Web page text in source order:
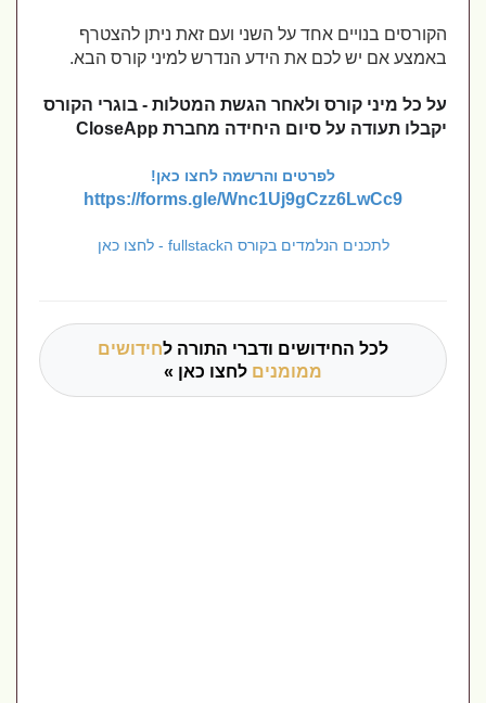
הקורסים בנויים אחד על השני ועם זאת ניתן להצטרף
באמצע אם יש לכם את הידע הנדרש למיני קורס הבא.
על כל מיני קורס ולאחר הגשת המטלות - בוגרי הקורס
יקבלו תעודה על סיום היחידה מחברת CloseApp
לפרטים והרשמה לחצו כאן!
https://forms.gle/Wnc1Uj9gCzz6LwCc9
לתכנים הנלמדים בקורס הfullstack - לחצו כאן
לכל החידושים ודברי התורה לחידושים
ממומניםלחצו כאן »